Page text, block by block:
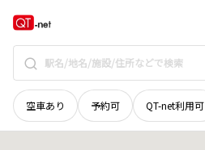
空車あり 予約可 QT-net利用可
北海道